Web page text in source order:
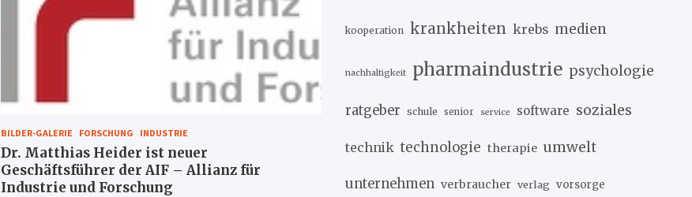
BILDER-GALERIE FORSCHUNG INDUSTRIE
Dr. Matthias Heider ist neuer
Geschäftsführer der AIF – Allianz für
Industrie und Forschung
kooperation krankheiten krebs medien
nachhaltigkeit pharmaindustrie psychologie
ratgeber schule senior service software soziales
technik technologie therapie umwelt
unternehmen verbraucher verlag vorsorge